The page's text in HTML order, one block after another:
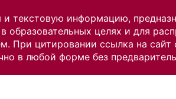
текстовую информацию,
образовательных целях и для
При цитировании ссылка на
в любой форме без